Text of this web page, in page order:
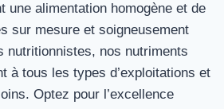
une alimentation homogène et de
sur mesure et soigneusement
nutritionnistes, nos nutriments
à tous les types d’exploitations et
Optez pour l’excellence